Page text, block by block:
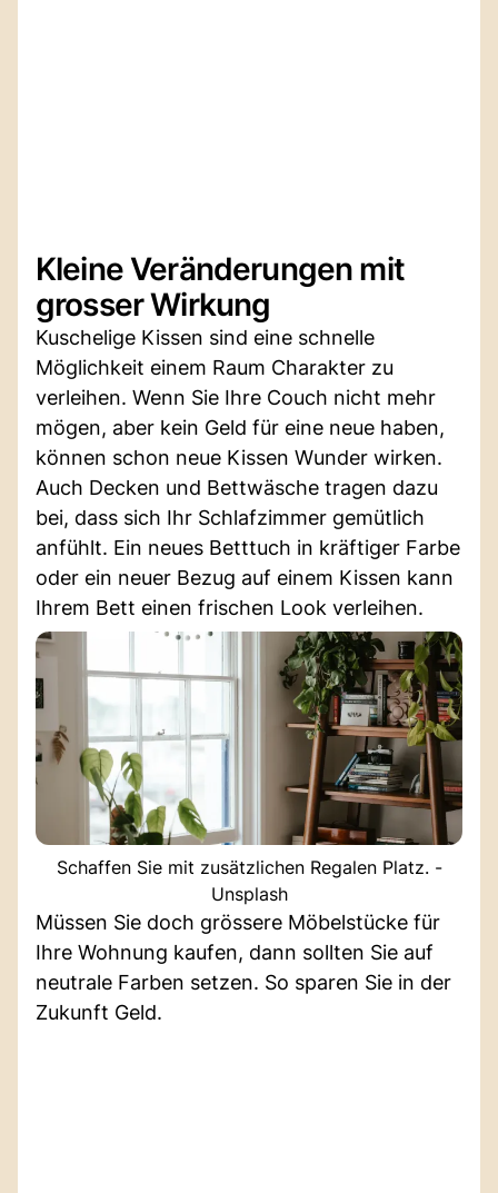
Kleine Veränderungen mit
grosser Wirkung
Kuschelige Kissen sind eine schnelle
Möglichkeit einem Raum Charakter zu
verleihen. Wenn Sie Ihre Couch nicht mehr
mögen, aber kein Geld für eine neue haben,
können schon neue Kissen Wunder wirken.
Auch Decken und Bettwäsche tragen dazu
bei, dass sich Ihr Schlafzimmer gemütlich
anfühlt. Ein neues Betttuch in kräftiger Farbe
oder ein neuer Bezug auf einem Kissen kann
Ihrem Bett einen frischen Look verleihen.
Schaffen Sie mit zusätzlichen Regalen Platz. -
Unsplash
Müssen Sie doch grössere Möbelstücke für
Ihre Wohnung kaufen, dann sollten Sie auf
neutrale Farben setzen. So sparen Sie in der
Zukunft Geld.